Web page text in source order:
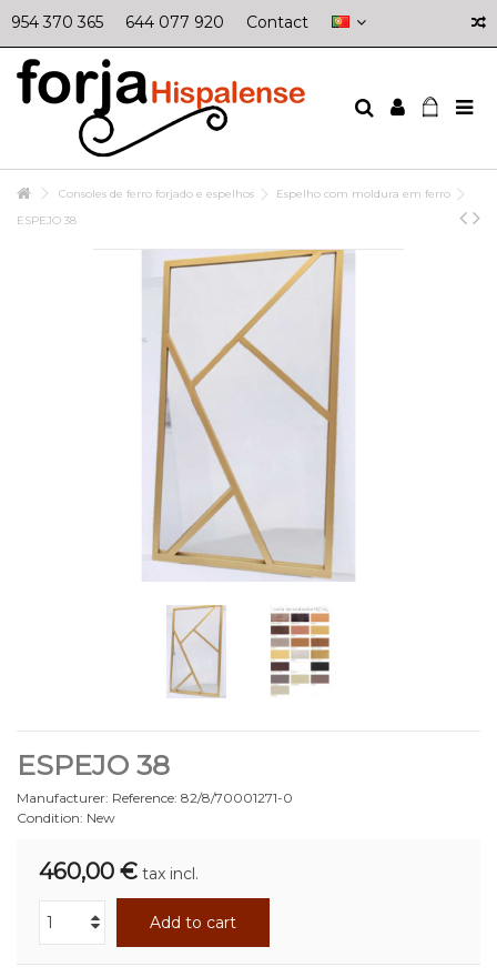
954 370 365 644 077 920 Contact
Consoles de ferro forjado e espelhos
Espelho com moldura em ferro
ESPEJO 38
ESPEJO 38
Manufacturer: Reference: 82/8/70001271-0
Condition: New
460,00 € tax incl.
Add to cart